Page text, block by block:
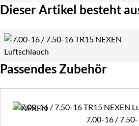
Dieser Artikel besteht
Passendes Zubehör
Zubehör überspringen
7.00-16 /